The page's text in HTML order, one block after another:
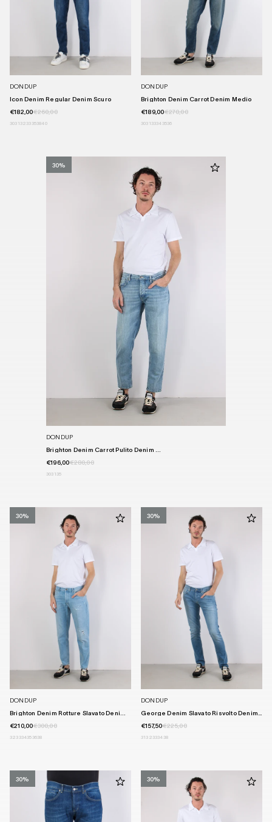
DONDUP
Icon Denim Regular Denim Scuro
€182,00€260,00
3031 32 33 353840
DONDUP
Brighton Denim Carrot Denim Medio
€189,00€270,00
3031 3334 3536
30%
DONDUP
Brighton Denim Carrot Pulito Denim ...
€196,00€280,00
3031 35
30%
DONDUP
Brighton Denim Rotture Slavato Deni...
€210,00€300,00
32 3334 35 3638
30%
DONDUP
€157,50€225,00
31 32 3334 38
30% 30%